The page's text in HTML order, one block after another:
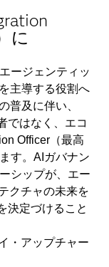
に
ージェンティッ
主導する役割へ
普及に伴い、
ではなく、エコ
Officer（最高
す。AIガバナン
シップが、エー
クチャの未来を
決定づけること
・アップチャー